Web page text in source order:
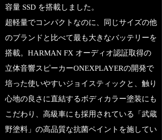
容量 SSD を搭載しました。
超軽量でコンパクトなのに、同じサイズの他
のブランドと比べて最も大きなバッテリーを
搭載。HARMAN FX オーディオ認証取得の
立体音響スピーカーONEXPLAYERの開発で
培った使いやすいジョイスティックと、触り
心地の良さに直結するボディカラー塗装にも
こだわり、高級車にも採用されている「武蔵
野塗料」の高品質な抗菌ペイントを施してい